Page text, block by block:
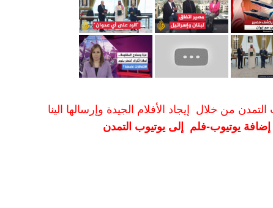
التمدن من خلال إيجاد الأفلام الجيدة وإرسالها الينا
إضافة يوتيوب-فلم إلى يوتيوب التمدن